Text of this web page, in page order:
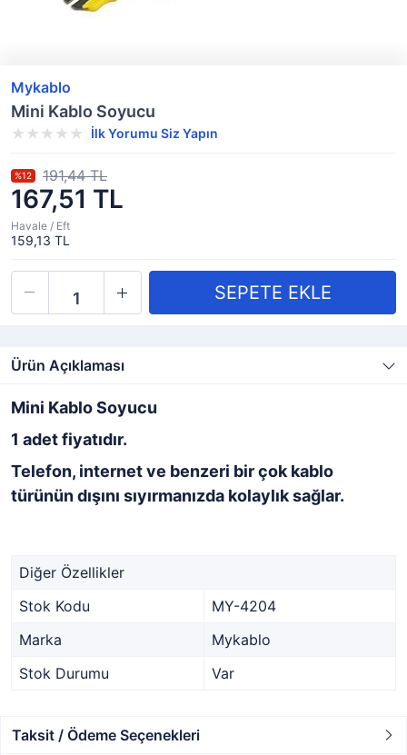
Mykablo
Mini Kablo Soyucu
İlk Yorumu Siz Yapın
167,51 TL
%12 191,44 TL
Havale / Eft
159,13 TL
Ürün Açıklaması
Mini Kablo Soyucu
1 adet fiyatıdır.
Telefon, internet ve benzeri bir çok kablo
türünün dışını sıyırmanızda kolaylık sağlar.
Diğer Özellikler
Stok Kodu
MY-4204
Marka
Mykablo
Stok Durumu
Var
Taksit / Ödeme Seçenekleri